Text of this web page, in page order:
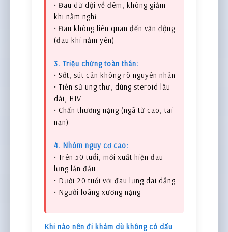
• Đau dữ dội về đêm, không giảm
khi nằm nghỉ
• Đau không liên quan đến vận động
(đau khi nằm yên)
3. Triệu chứng toàn thân:
• Sốt, sút cân không rõ nguyên nhân
• Tiền sử ung thư, dùng steroid lâu
dài, HIV
• Chấn thương nặng (ngã từ cao, tai
nạn)
4. Nhóm nguy cơ cao:
• Trên 50 tuổi, mới xuất hiện đau
lưng lần đầu
• Dưới 20 tuổi với đau lưng dai dẳng
• Người loãng xương nặng
Khi nào nên đi khám dù không có dấu